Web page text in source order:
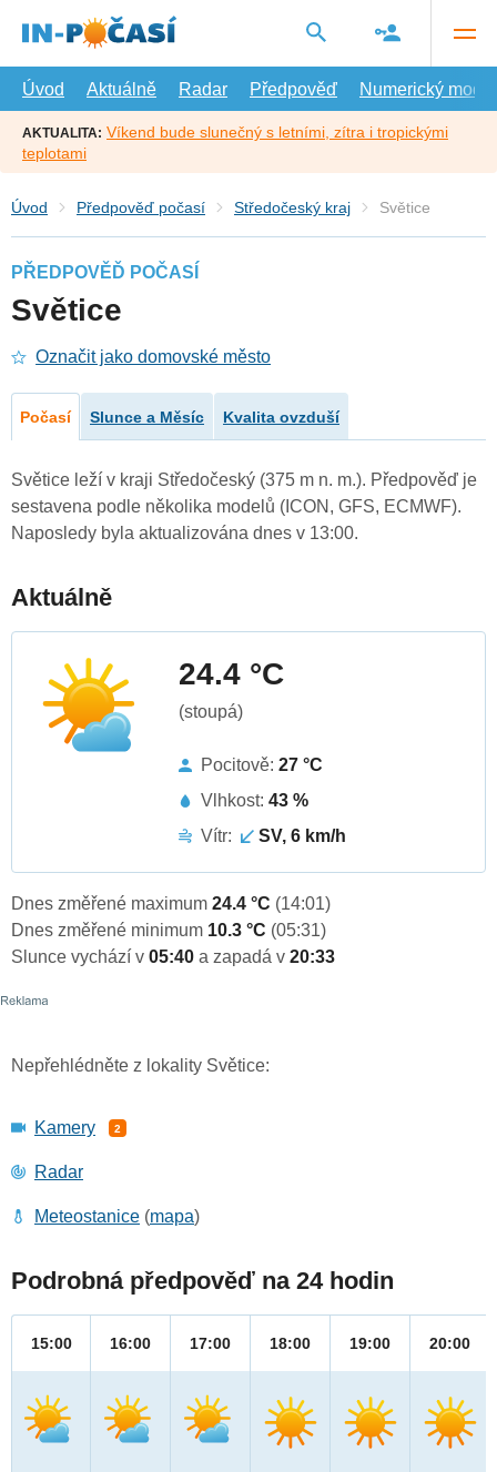
hlavní
Úvod
Aktuálně Radar Předpověď Numerický model
AKTUALITA: Víkend bude slunečný s letními, zítra i tropickými
teplotami
Úvod Předpověď počasí Středočeský kraj Světice
PŘEDPOVĚĎ POČASÍ
Světice
Označit jako domovské město
Počasí Slunce a Měsíc Kvalita ovzduší
Světice leží v kraji Středočeský (375 m n. m.). Předpověď je
sestavena podle několika modelů (ICON, GFS, ECMWF).
Naposledy byla aktualizována dnes v 13:00.
Aktuálně
24.4 °C
(stoupá)
Pocitově: 27 °C
Vlhkost: 43 %
Vítr:
SV, 6 km/h
Dnes změřené maximum 24.4 °C (14:01)
Dnes změřené minimum 10.3 °C (05:31)
Slunce vychází v 05:40 a zapadá v 20:33
Nepřehlédněte z lokality Světice:
Kamery 2
Radar
Meteostanice (mapa)
Podrobná předpověď na 24 hodin
15:00 16:00 17:00 18:00 19:00 20:00